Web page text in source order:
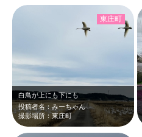
白鳥が上にも下にも
投稿者名：みーちゃん
撮影場所：東庄町
東庄町